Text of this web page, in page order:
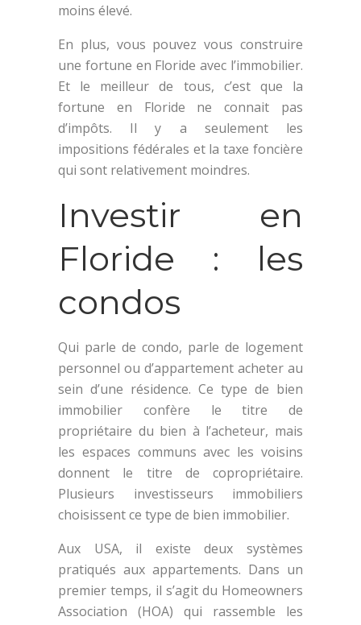
moins élevé.
En plus, vous pouvez vous construire
une fortune en Floride avec l’immobilier.
Et le meilleur de tous, c’est que la
fortune en Floride ne connait pas
d’impôts. Il y a seulement les
impositions fédérales et la taxe foncière
qui sont relativement moindres.
Investir en
Floride : les
condos
Qui parle de condo, parle de logement
personnel ou d’appartement acheter au
sein d’une résidence. Ce type de bien
immobilier confère le titre de
propriétaire du bien à l’acheteur, mais
les espaces communs avec les voisins
donnent le titre de copropriétaire.
Plusieurs investisseurs immobiliers
choisissent ce type de bien immobilier.
Aux USA, il existe deux systèmes
pratiqués aux appartements. Dans un
premier temps, il s’agit du Homeowners
Association (HOA) qui rassemble les